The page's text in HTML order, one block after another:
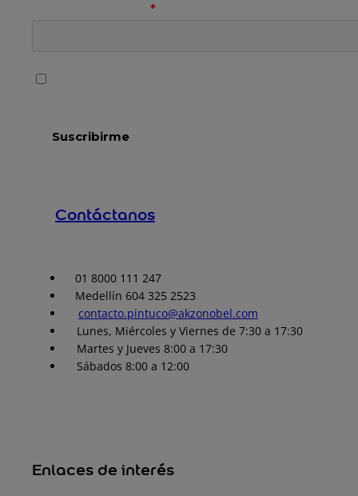
Contáctanos
01 8000 111 247
Medellín 604 325 2523
contacto.pintuco@akzonobel.com
Lunes, Miércoles y Viernes de 7:30 a 17:30
Martes y Jueves 8:00 a 17:30
Sábados 8:00 a 12:00
Enlaces de interés